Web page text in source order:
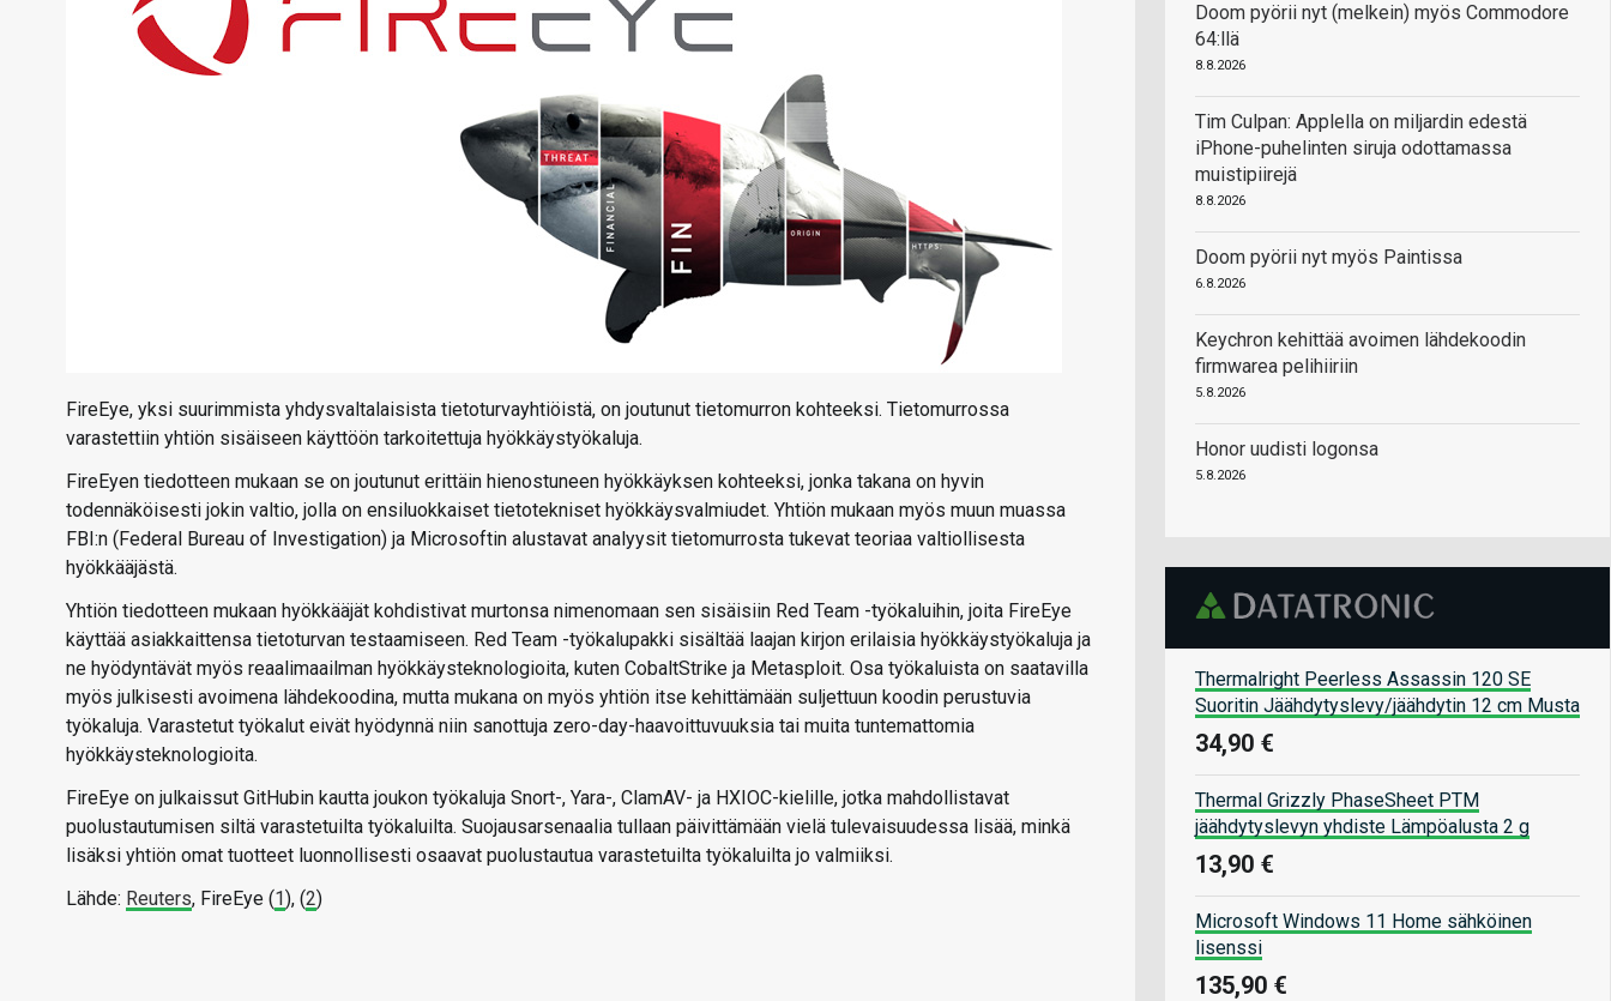
FireEye, yksi suurimmista yhdysvaltalaisista tietoturvayhtiöistä, on joutunut tietomurron kohteeksi. Tietomurrossa
varastettiin yhtiön sisäiseen käyttöön tarkoitettuja hyökkäystyökaluja.
FireEyen tiedotteen mukaan se on joutunut erittäin hienostuneen hyökkäyksen kohteeksi, jonka takana on hyvin
todennäköisesti jokin valtio, jolla on ensiluokkaiset tietotekniset hyökkäysvalmiudet. Yhtiön mukaan myös muun muassa
FBI:n (Federal Bureau of Investigation) ja Microsoftin alustavat analyysit tietomurrosta tukevat teoriaa valtiollisesta
hyökkääjästä.
Yhtiön tiedotteen mukaan hyökkääjät kohdistivat murtonsa nimenomaan sen sisäisiin Red Team -työkaluihin, joita FireEye
käyttää asiakkaittensa tietoturvan testaamiseen. Red Team -työkalupakki sisältää laajan kirjon erilaisia hyökkäystyökaluja ja
ne hyödyntävät myös reaalimaailman hyökkäysteknologioita, kuten CobaltStrike ja Metasploit. Osa työkaluista on saatavilla
myös julkisesti avoimena lähdekoodina, mutta mukana on myös yhtiön itse kehittämään suljettuun koodin perustuvia
työkaluja. Varastetut työkalut eivät hyödynnä niin sanottuja zero-day-haavoittuvuuksia tai muita tuntemattomia
hyökkäysteknologioita.
FireEye on julkaissut GitHubin kautta joukon työkaluja Snort-, Yara-, ClamAV- ja HXIOC-kielille, jotka mahdollistavat
puolustautumisen siltä varastetuilta työkaluilta. Suojausarsenaalia tullaan päivittämään vielä tulevaisuudessa lisää, minkä
lisäksi yhtiön omat tuotteet luonnollisesti osaavat puolustautua varastetuilta työkaluilta jo valmiiksi.
Lähde: Reuters, FireEye (1), (2)
Doom pyörii nyt (melkein) myös Commodore
64:llä
8.8.2026
Tim Culpan: Applella on miljardin edestä
iPhone-puhelinten siruja odottamassa
muistipiirejä
8.8.2026
Doom pyörii nyt myös Paintissa
6.8.2026
Keychron kehittää avoimen lähdekoodin
firmwarea pelihiiriin
5.8.2026
Honor uudisti logonsa
5.8.2026
Thermalright Peerless Assassin 120 SE
Suoritin Jäähdytyslevy/jäähdytin 12 cm Musta
34,90 €
Thermal Grizzly PhaseSheet PTM
jäähdytyslevyn yhdiste Lämpöalusta 2 g
13,90 €
Microsoft Windows 11 Home sähköinen
lisenssi
135,90 €